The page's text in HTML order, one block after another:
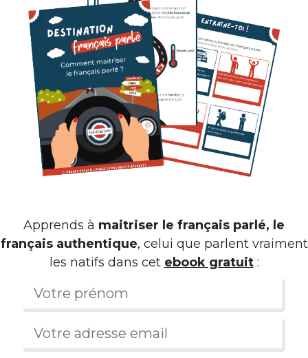
Apprends à maitriser le français parlé, le
français authentique, celui que parlent vraiment
les natifs dans cet ebook gratuit: